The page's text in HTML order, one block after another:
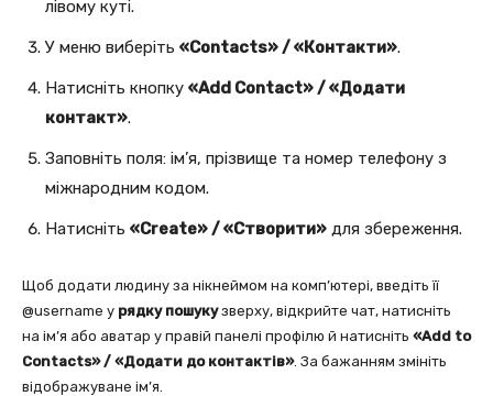
лівому куті.
У меню виберіть «Contacts» / «Контакти».
Натисніть кнопку «Add Contact» / «Додати
контакт».
Заповніть поля: ім’я, прізвище та номер телефону з
міжнародним кодом.
Натисніть «Create» / «Створити» для збереження.
Щоб додати людину за нікнеймом на комп’ютері, введіть її
@username у рядку пошукузверху, відкрийте чат, натисніть
на ім’я або аватар у правій панелі профілю й натисніть «Add to
Contacts» / «Додати до контактів». За бажанням змініть
відображуване ім’я.